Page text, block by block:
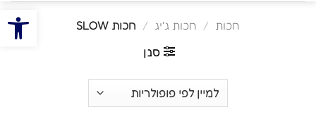
פתח חכות / חכות ג'יג / חכות SLOW
סנן